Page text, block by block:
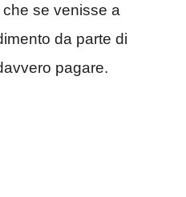
se venisse a
da parte di
pagare.